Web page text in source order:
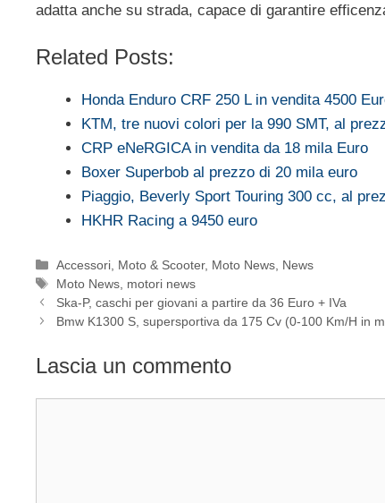
adatta anche su strada, capace di garantire
Related Posts:
Honda Enduro CRF 250 L in vendita 4500
KTM, tre nuovi colori per la 990 SMT, al
CRP eNeRGICA in vendita da 18 mila Euro
Boxer Superbob al prezzo di 20 mila euro
Piaggio, Beverly Sport Touring 300 cc, al
HKHR Racing a 9450 euro
Categorie
Accessori Moto & Scooter, Moto News News
Tag
Moto News motori news
Ska-P, caschi per giovani a partire da 36 Euro + IVa
Bmw K1300 S, supersportiva da 175 Cv (0-100 Km/H in
Lascia un commento